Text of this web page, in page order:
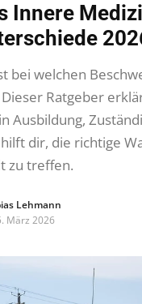
Innere
bei welchen
Ratgeber
Ausbildung,
dir, die richtige
zu treffen.
Lehmann
März 2026